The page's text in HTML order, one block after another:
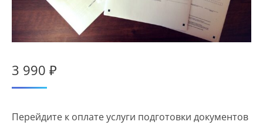
3 990 ₽
Перейдите к оплате услуги подготовки документов